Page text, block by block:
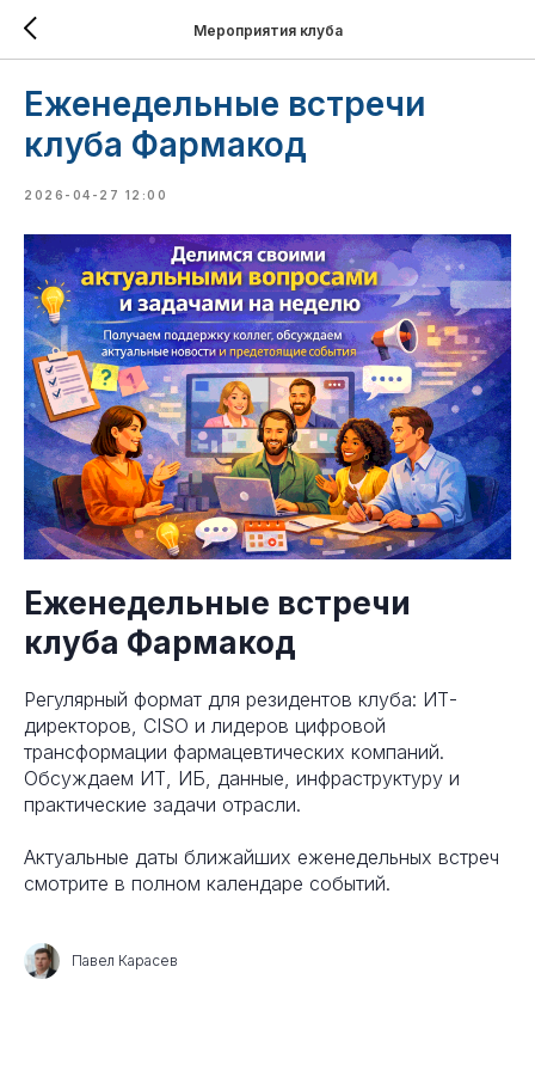
Мероприятия клуба
Еженедельные встречи
клуба Фармакод
2026-04-27 12:00
Еженедельные встречи
клуба Фармакод
Регулярный формат для резидентов клуба: ИТ-
директоров, CISO и лидеров цифровой
трансформации фармацевтических компаний.
Обсуждаем ИТ, ИБ, данные, инфраструктуру и
практические задачи отрасли.
Актуальные даты ближайших еженедельных встреч
смотрите в полном календаре событий.
Павел Карасев